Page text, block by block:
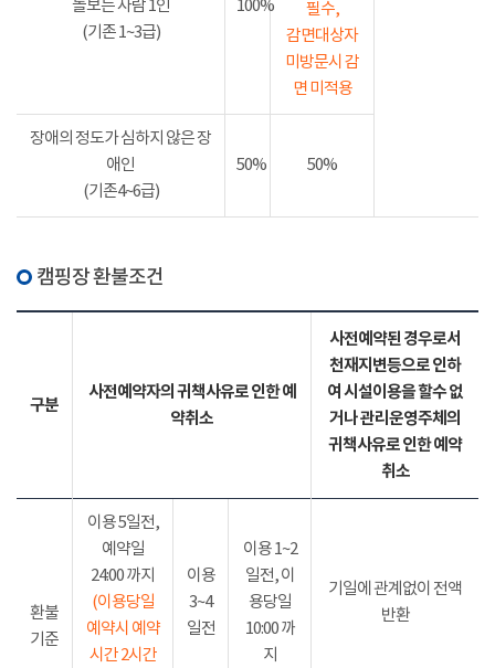
필수,
감면대상자
미방문시 감
면 미적용
돌보는 사람 1인
(기존 1~3급)
100%
장애의 정도가 심하지 않은 장
애인
(기존4~6급)
50% 50%
캠핑장 환불조건
구분
사전예약자의 귀책사유로 인한 예
약취소
사전예약된 경우로서
천재지변등으로 인하
여 시설이용을 할수 없
거나 관리운영주체의
귀책사유로 인한 예약
취소
환불
기준
이용 5일전,
예약일
24:00 까지
(이용당일
예약시 예약
시간 2시간
이용
3~4
일전
이용 1~2
일전, 이
용당일
10:00 까
지
기일에 관계없이 전액
반환